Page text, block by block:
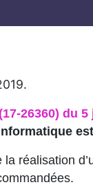
26360) du 5
la réalisation